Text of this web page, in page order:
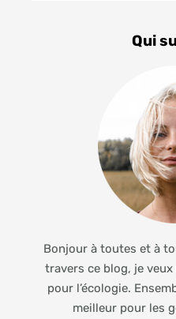
Qui
Bonjour à toutes et à
travers ce blog, je
pour l’écologie.
meilleur pour les